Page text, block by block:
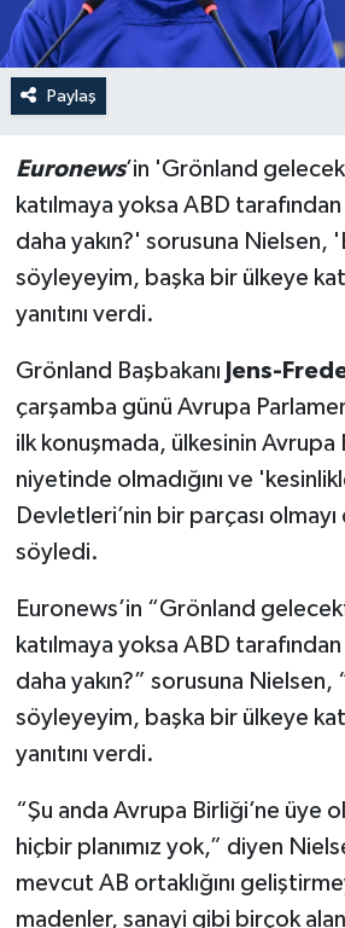
Paylaş
Euronews’in 'Grönland
katılmaya yoksa ABD
daha yakın?' sorusuna Nielsen,
söyleyeyim, başka bir ülkeye
yanıtını verdi.
Grönland Başbakanı Jens-
çarşamba günü Avrupa
ilk konuşmada, ülkesinin Avrupa
niyetinde olmadığını ve
Devletleri’nin bir parçası
söyledi.
Euronews’in “Grönland
katılmaya yoksa ABD
daha yakın?” sorusuna Nielsen,
söyleyeyim, başka bir ülkeye
yanıtını verdi.
“Şu anda Avrupa Birliği’ne üye
hiçbir planımız yok,” diyen
mevcut AB ortaklığını
madenler, sanayi gibi birçok